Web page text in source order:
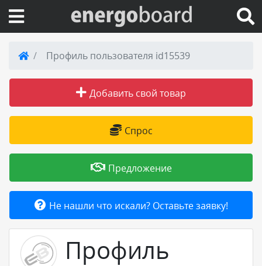
Вход на сайт
Поиск по сайту
Публикации
Справка
Товары и услуги
Добавить товар или услугу
Профиль пользователя id15539
Добавить свой товар
Спрос
Предложение
Не нашли что искали? Оставьте заявку!
Профиль